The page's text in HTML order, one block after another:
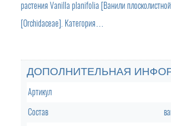
растения Vanilla planifolia [Ванили
[Orchidaceae]. Категория…
ДОПОЛНИТЕЛЬНАЯ
Артикул
Состав